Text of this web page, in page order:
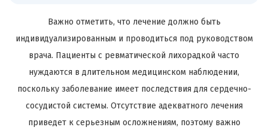
Важно отметить, что лечение должно быть
индивидуализированным и проводиться под руководством
врача. Пациенты с ревматической лихорадкой часто
нуждаются в длительном медицинском наблюдении,
поскольку заболевание имеет последствия для сердечно-
сосудистой системы. Отсутствие адекватного лечения
приведет к серьезным осложнениям, поэтому важно